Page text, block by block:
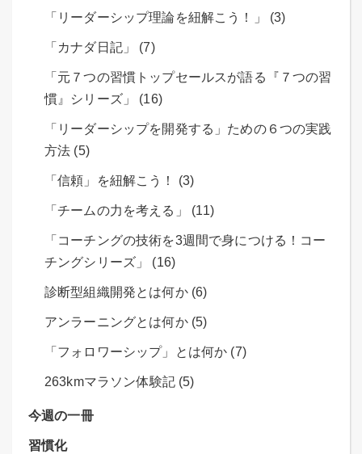
「リーダーシップ理論を紐解こう！」 (3)
「カナダ日記」 (7)
「元７つの習慣トップセールスが語る『７つの習
慣』シリーズ」 (16)
「リーダーシップを開発する」ための６つの実践
方法 (5)
「信頼」を紐解こう！ (3)
「チームの力を考える」 (11)
「コーチングの技術を3週間で身につける！コー
チングシリーズ」 (16)
診断型組織開発とは何か (6)
アンラーニングとは何か (5)
「フォロワーシップ」とは何か (7)
263kmマラソン体験記 (5)
今週の一冊
習慣化